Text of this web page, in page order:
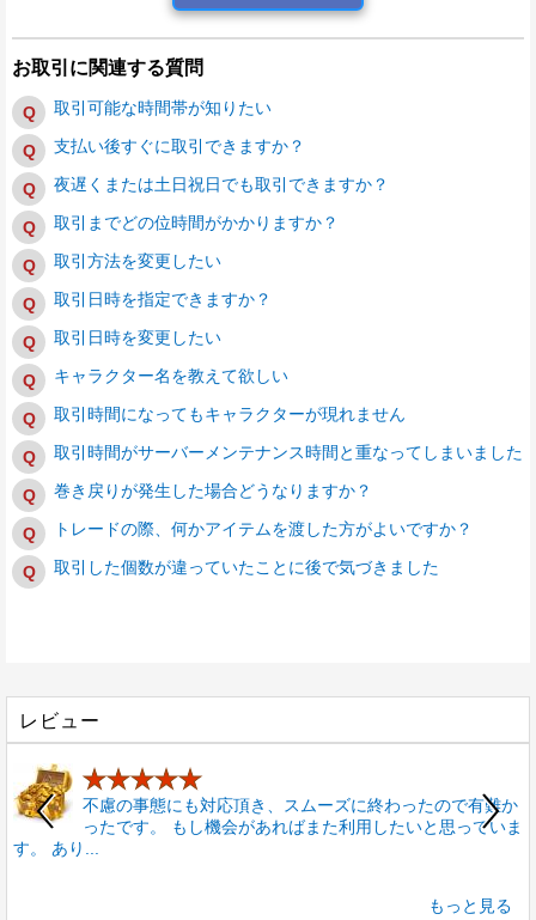
お取引に関連する質問
取引可能な時間帯が知りたい
支払い後すぐに取引できますか？
夜遅くまたは土日祝日でも取引できますか？
取引までどの位時間がかかりますか？
取引方法を変更したい
取引日時を指定できますか？
取引日時を変更したい
キャラクター名を教えて欲しい
取引時間になってもキャラクターが現れません
取引時間がサーバーメンテナンス時間と重なってしまいました
巻き戻りが発生した場合どうなりますか？
トレードの際、何かアイテムを渡した方がよいですか？
取引した個数が違っていたことに後で気づきました
レビュー
★★★★★
不慮の事態にも対応頂き、スムーズに終わったので有難か
ったです。 もし機会があればまた利用したいと思っていま
す。 あり...
もっと見る